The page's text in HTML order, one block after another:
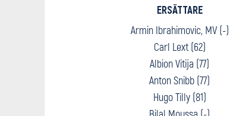
ERSÄTTARE
Armin Ibrahimovic, MV (-)
Carl Lext (62)
Albion Vitija (77)
Anton Snibb (77)
Hugo Tilly (81)